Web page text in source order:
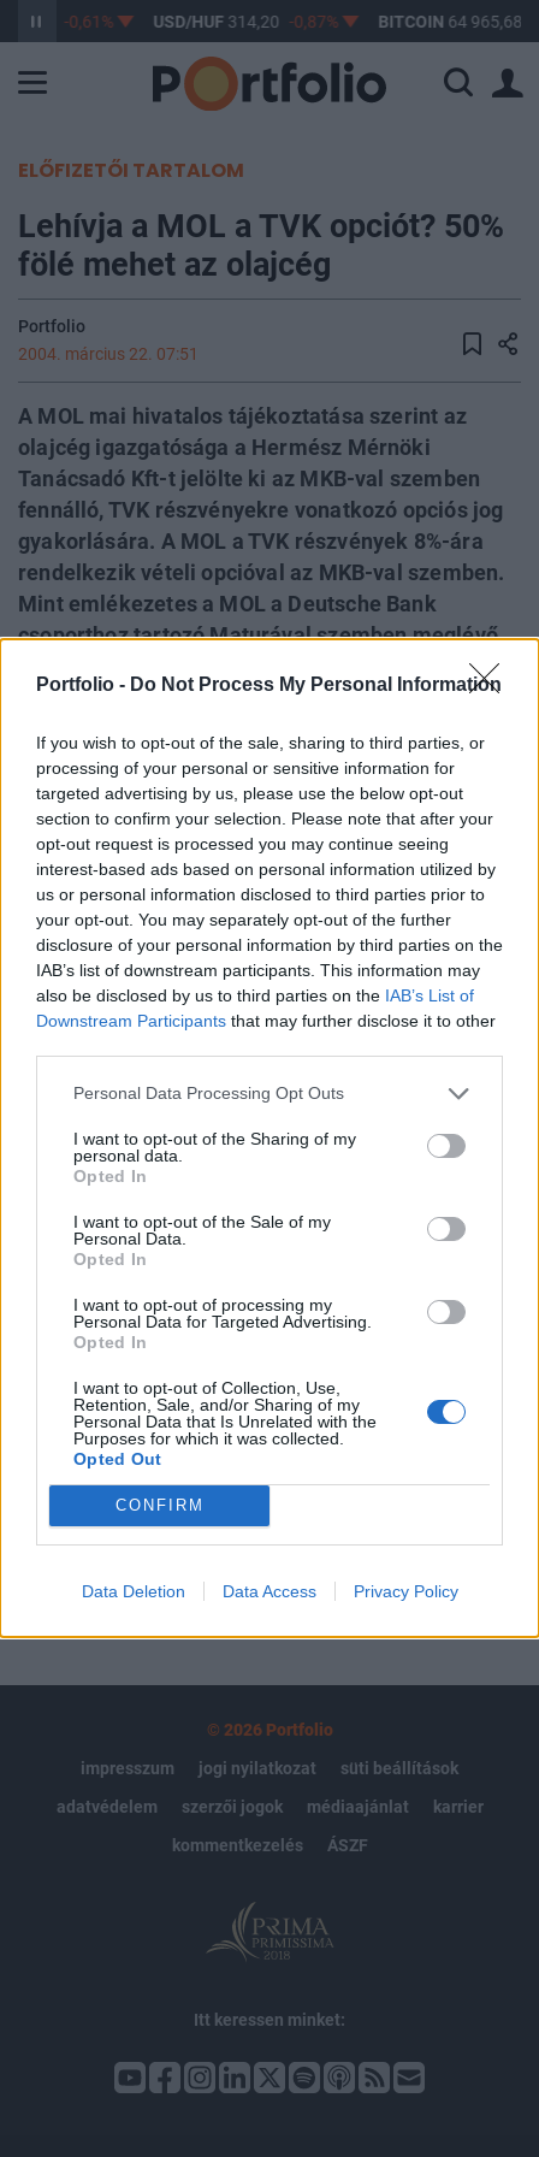
Portfolio - Do Not Process My Personal Information
If you wish to opt-out of the sale, sharing to third parties, or
processing of your personal or sensitive information for
targeted advertising by us, please use the below opt-out
section to confirm your selection. Please note that after your
opt-out request is processed you may continue seeing
interest-based ads based on personal information utilized by
us or personal information disclosed to third parties prior to
your opt-out. You may separately opt-out of the further
disclosure of your personal information by third parties on the
IAB’s list of downstream participants. This information may
also be disclosed by us to third parties on the IAB’s List of
Downstream Participants that may further disclose it to other
Personal Data Processing Opt Outs
I want to opt-out of the Sharing of my
personal data.
Opted In
I want to opt-out of the Sale of my
Personal Data.
Opted In
I want to opt-out of processing my
Personal Data for Targeted Advertising.
Opted In
I want to opt-out of Collection, Use,
Retention, Sale, and/or Sharing of my
Personal Data that Is Unrelated with the
Purposes for which it was collected.
Opted Out
CONFIRM
Data Deletion Data Access Privacy Policy
-0,61% USD/HUF314,20 -0,87% BITCOIN 64 965,68
ELŐFIZETŐI TARTALOM
Lehívja a MOL a TVK opciót? 50%
fölé mehet az olajcég
Portfolio
2004. március 22. 07:51
A MOL mai hivatalos tájékoztatása szerint az
olajcég igazgatósága a Hermész Mérnöki
Tanácsadó Kft-t jelölte ki az MKB-val szemben
fennálló, TVK részvényekre vonatkozó opciós jog
gyakorlására. A MOL a TVK részvények 8%-ára
rendelkezik vételi opcióval az MKB-val szemben.
Mint emlékezetes a MOL a Deutsche Bank
csoporthoz tartozó Maturával szemben meglévő
Megítélésünk szerint, amennyiben a MOL meg
nem jelölte volna ki a leánycéget a jog
gyakorlására. A MOL részesedése az opció
gyakorlása esetén 52% fölé emelkedhet.
Mint emlékezetes a MOL 2000 őszén opciós
szerződéseken keresztül biztosította többségi pozícióját a
TVK-ban. 9.8%-os pakettre a Deutsche Bank csoporthoz
tartozó Matura-val kötött szerződést, míg további 8%-ra az
MKB-val. Mindkét opciós szerződést egyszer
meghosszabbította a MOL. Az olajcég banki megítélése jó,
KEDVES OLVASÓNK!
tartozik, melynek olvasása előfizetéses
regisztrációhoz kötött.
Az előfizetés a következőket tartalmazza:
Portfolio.hu teljes cikkarchívum
kötéslistái
MÁR ELŐFIZETŐNK VAGY?BEJELENTKEZÉS
© 2026 Portfolio
impresszum
jogi nyilatkozat
süti beállítások
adatvédelem
szerzői jogok médiaajánlat
karrier
kommentkezelés
ÁSZF
Itt keressen minket: